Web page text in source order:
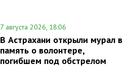
7 августа 2026, 18:06
В Астрахани открыли мурал в
память о волонтере,
погибшем под обстрелом